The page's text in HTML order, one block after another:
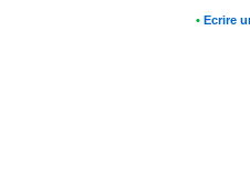
• Ecrire